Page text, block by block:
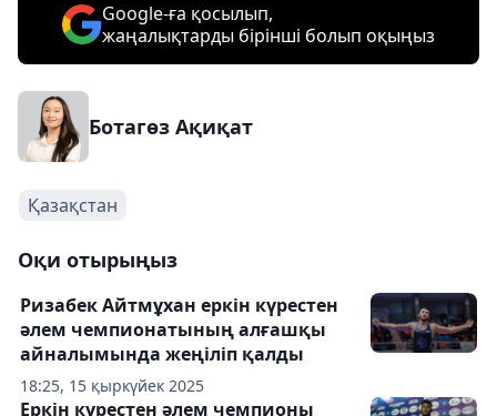
Google-ға қосылып,
жаңалықтарды бірінші болып оқыңыз
Ботагөз Ақиқат
Қазақстан
Оқи отырыңыз
18:25, 15 қыркүйек 2025
Ризабек Айтмұхан еркін күрестен
әлем чемпионатының алғашқы
айналымында жеңіліп қалды
Еркін күрестен әлем чемпионы